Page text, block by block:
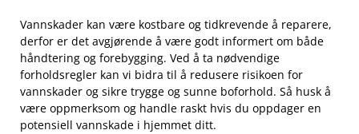
Vannskader ‍kan være kostbare⁤ og tidkrevende å reparere,
derfor er det avgjørende å ⁤være godt informert⁣ om både
håndtering⁢ og forebygging. ⁢Ved å ta nødvendige
forholdsregler kan vi bidra til ​å redusere risikoen for
vannskader og sikre​ trygge‌ og sunne boforhold. ⁤Så⁣ husk ⁤å
være oppmerksom og handle raskt hvis du‍ oppdager en
‌potensiell vannskade i ‍hjemmet ditt.